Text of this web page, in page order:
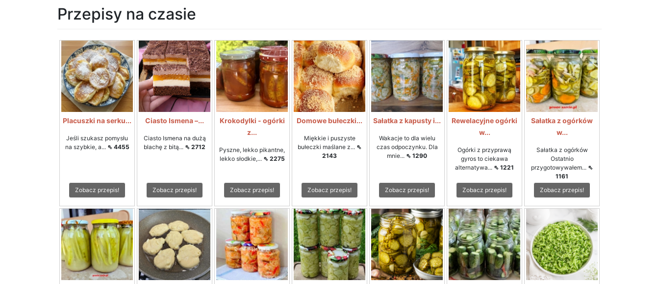
Przepisy na czasie
Placuszki na serku...
Jeśli szukasz pomysłu
na szybkie, a... ⇖ 4455
Zobacz przepis!
Ciasto Ismena –...
Ciasto Ismena na dużą
blachę z bitą... ⇖ 2712
Zobacz przepis!
Krokodylki - ogórki
z...
Pyszne, lekko pikantne,
lekko słodkie,... ⇖ 2275
Zobacz przepis!
Domowe bułeczki...
Miękkie i puszyste
bułeczki maślane z... ⇖
2143
Zobacz przepis!
Sałatka z kapusty i...
Wakacje to dla wielu
czas odpoczynku. Dla
mnie... ⇖ 1290
Zobacz przepis!
Rewelacyjne ogórki
w...
Ogórki z przyprawą
gyros to ciekawa
alternatywa... ⇖ 1221
Zobacz przepis!
Sałatka z ogórków
w...
Sałatka z ogórków
Ostatnio
przygotowywałem... ⇖
1161
Zobacz przepis!